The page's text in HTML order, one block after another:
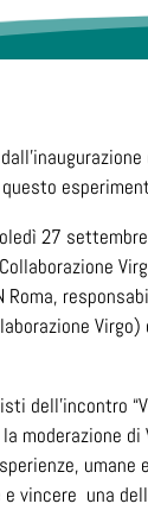
27
dell’incontro
moderazione
vincere una